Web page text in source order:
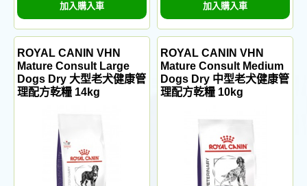
加入購入車 加入購入車
ROYAL CANIN VHN
Mature Consult Large
Dogs Dry 大型老犬健康管
理配方乾糧 14kg
ROYAL CANIN VHN
Mature Consult Medium
Dogs Dry 中型老犬健康管
理配方乾糧 10kg